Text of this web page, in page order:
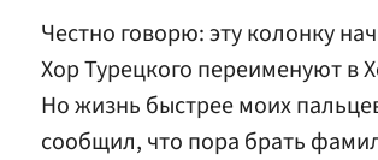
Честно говорю: эту колонку
Хор Турецкого переименуют в
Но жизнь быстрее моих
сообщил, что пора брать